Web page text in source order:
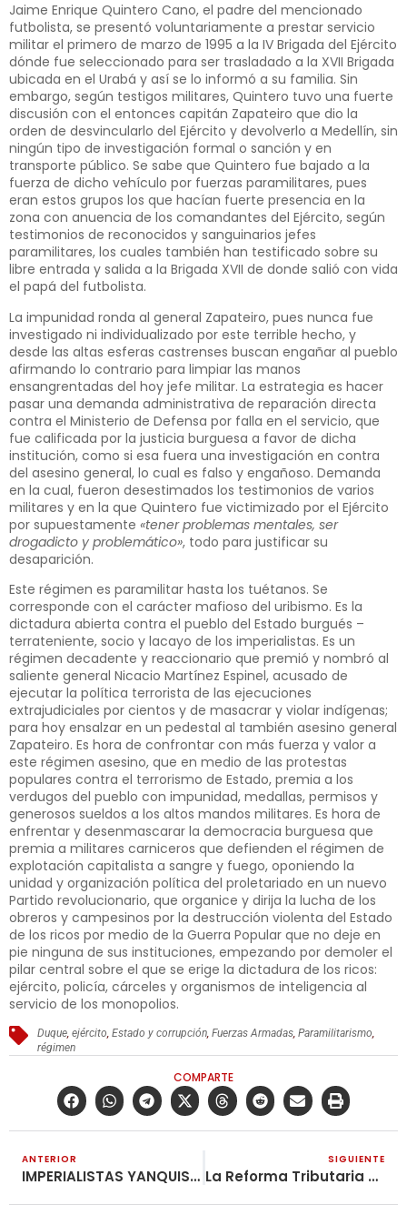
Jaime Enrique Quintero Cano, el padre del mencionado
futbolista, se presentó voluntariamente a prestar servicio
militar el primero de marzo de 1995 a la IV Brigada del Ejército
dónde fue seleccionado para ser trasladado a la XVII Brigada
ubicada en el Urabá y así se lo informó a su familia. Sin
embargo, según testigos militares, Quintero tuvo una fuerte
discusión con el entonces capitán Zapateiro que dio la
orden de desvincularlo del Ejército y devolverlo a Medellín, sin
ningún tipo de investigación formal o sanción y en
transporte público. Se sabe que Quintero fue bajado a la
fuerza de dicho vehículo por fuerzas paramilitares, pues
eran estos grupos los que hacían fuerte presencia en la
zona con anuencia de los comandantes del Ejército, según
testimonios de reconocidos y sanguinarios jefes
paramilitares, los cuales también han testificado sobre su
libre entrada y salida a la Brigada XVII de donde salió con vida
el papá del futbolista.
La impunidad ronda al general Zapateiro, pues nunca fue
investigado ni individualizado por este terrible hecho, y
desde las altas esferas castrenses buscan engañar al pueblo
afirmando lo contrario para limpiar las manos
ensangrentadas del hoy jefe militar. La estrategia es hacer
pasar una demanda administrativa de reparación directa
contra el Ministerio de Defensa por falla en el servicio, que
fue calificada por la justicia burguesa a favor de dicha
institución, como si esa fuera una investigación en contra
del asesino general, lo cual es falso y engañoso. Demanda
en la cual, fueron desestimados los testimonios de varios
militares y en la que Quintero fue victimizado por el Ejército
por supuestamente «tener problemas mentales, ser
drogadicto y problemático», todo para justificar su
desaparición.
Este régimen es paramilitar hasta los tuétanos. Se
corresponde con el carácter mafioso del uribismo. Es la
dictadura abierta contra el pueblo del Estado burgués –
terrateniente, socio y lacayo de los imperialistas. Es un
régimen decadente y reaccionario que premió y nombró al
saliente general Nicacio Martínez Espinel, acusado de
ejecutar la política terrorista de las ejecuciones
extrajudiciales por cientos y de masacrar y violar indígenas;
para hoy ensalzar en un pedestal al también asesino general
Zapateiro. Es hora de confrontar con más fuerza y valor a
este régimen asesino, que en medio de las protestas
populares contra el terrorismo de Estado, premia a los
verdugos del pueblo con impunidad, medallas, permisos y
generosos sueldos a los altos mandos militares. Es hora de
enfrentar y desenmascarar la democracia burguesa que
premia a militares carniceros que defienden el régimen de
explotación capitalista a sangre y fuego, oponiendo la
unidad y organización política del proletariado en un nuevo
Partido revolucionario, que organice y dirija la lucha de los
obreros y campesinos por la destrucción violenta del Estado
de los ricos por medio de la Guerra Popular que no deje en
pie ninguna de sus instituciones, empezando por demoler el
pilar central sobre el que se erige la dictadura de los ricos:
ejército, policía, cárceles y organismos de inteligencia al
servicio de los monopolios.
Duque,ejército,Estado y corrupción,Fuerzas Armadas,Paramilitarismo,
régimen
COMPARTE
ANTERIOR
IMPERIALISTAS YANQUIS: TERRORISTAS CON DISCURSO PACIFICADOR. A propósito del asesinato del General Soleimani
SIGUIENTE
La Reforma Tributaria Y Los Impuestos Indirectos